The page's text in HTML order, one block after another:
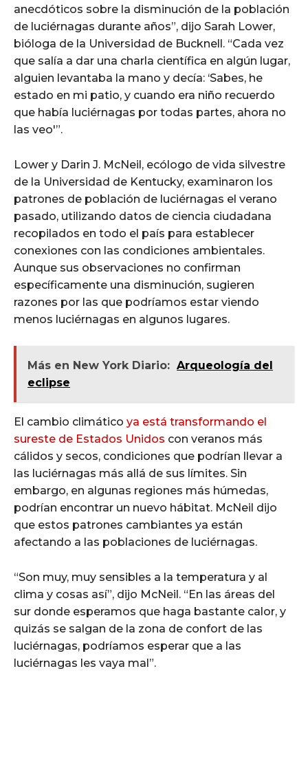
anecdóticos sobre la disminución de la población
de luciérnagas durante años”, dijo Sarah Lower,
bióloga de la Universidad de Bucknell. “Cada vez
que salía a dar una charla científica en algún lugar,
alguien levantaba la mano y decía: ‘Sabes, he
estado en mi patio, y cuando era niño recuerdo
que había luciérnagas por todas partes, ahora no
las veo'”.
Lower y Darin J. McNeil, ecólogo de vida silvestre
de la Universidad de Kentucky, examinaron los
patrones de población de luciérnagas el verano
pasado, utilizando datos de ciencia ciudadana
recopilados en todo el país para establecer
conexiones con las condiciones ambientales.
Aunque sus observaciones no confirman
específicamente una disminución, sugieren
razones por las que podríamos estar viendo
menos luciérnagas en algunos lugares.
Más en New York Diario: Arqueología del
eclipse
El cambio climático ya está transformando el
sureste de Estados Unidos con veranos más
cálidos y secos, condiciones que podrían llevar a
las luciérnagas más allá de sus límites. Sin
embargo, en algunas regiones más húmedas,
podrían encontrar un nuevo hábitat. McNeil dijo
que estos patrones cambiantes ya están
afectando a las poblaciones de luciérnagas.
“Son muy, muy sensibles a la temperatura y al
clima y cosas así”, dijo McNeil. “En las áreas del
sur donde esperamos que haga bastante calor, y
quizás se salgan de la zona de confort de las
luciérnagas, podríamos esperar que a las
luciérnagas les vaya mal”.